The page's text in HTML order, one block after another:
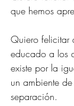
que hemos
Quiero felicitar
educado a los
existe por la
un ambiente
separación.